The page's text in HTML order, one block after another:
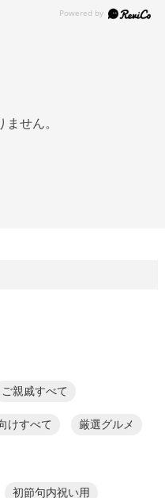
ません。
ご親戚すべて
けすべて 厳選グルメ
初節句内祝い用